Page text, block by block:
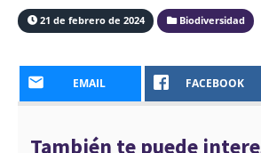
21 de febrero de 2024 Biodiversidad
EMAIL FACEBOOK
También te puede